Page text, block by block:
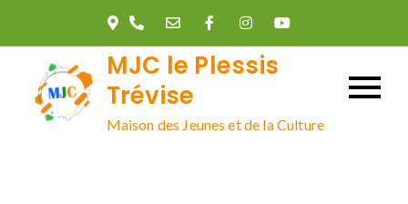
MJC le Plessis
Trévise
Maison des Jeunes et de la Culture